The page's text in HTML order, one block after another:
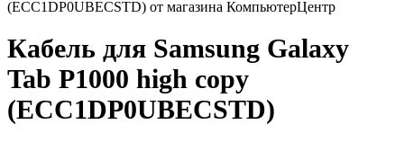
Кабель для Samsung Galaxy
Tab P1000 high copy
(ECC1DP0UBECSTD)